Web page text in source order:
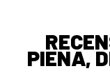
PIENA,